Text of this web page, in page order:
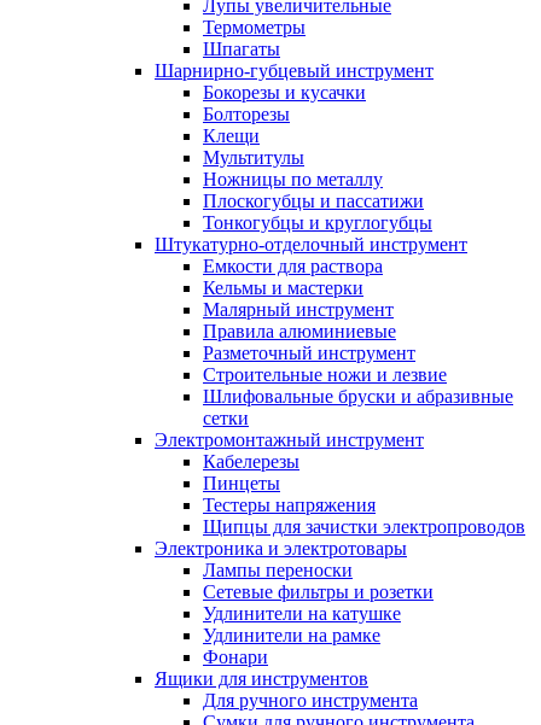
Лупы увеличительные
Термометры
Шпагаты
Шарнирно-губцевый инструмент
Бокорезы и кусачки
Болторезы
Клещи
Мультитулы
Ножницы по металлу
Плоскогубцы и пассатижи
Тонкогубцы и круглогубцы
Штукатурно-отделочный инструмент
Емкости для раствора
Кельмы и мастерки
Малярный инструмент
Правила алюминиевые
Разметочный инструмент
Строительные ножи и лезвие
Шлифовальные бруски и абразивные
сетки
Электромонтажный инструмент
Кабелерезы
Пинцеты
Тестеры напряжения
Щипцы для зачистки электропроводов
Электроника и электротовары
Лампы переноски
Сетевые фильтры и розетки
Удлинители на катушке
Удлинители на рамке
Фонари
Ящики для инструментов
Для ручного инструмента